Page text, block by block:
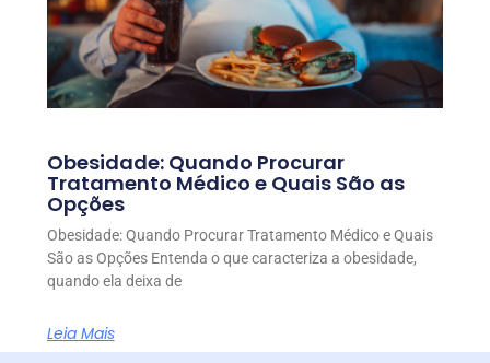
Obesidade: Quando Procurar
Tratamento Médico e Quais São as
Opções
Obesidade: Quando Procurar Tratamento Médico e Quais
São as Opções Entenda o que caracteriza a obesidade,
quando ela deixa de
Leia Mais